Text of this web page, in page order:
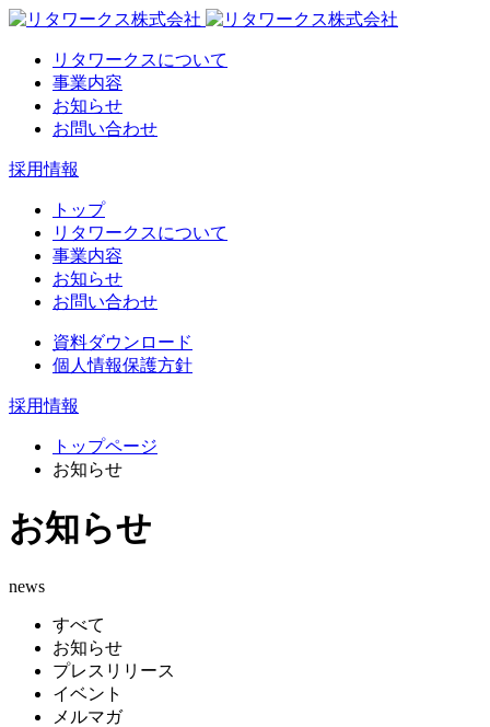
リタワークスについて
事業内容
お知らせ
お問い合わせ
採用情報
トップ
リタワークスについて
事業内容
お知らせ
お問い合わせ
資料ダウンロード
個人情報保護方針
採用情報
トップページ
お知らせ
お知らせ
news
すべて
お知らせ
プレスリリース
イベント
メルマガ